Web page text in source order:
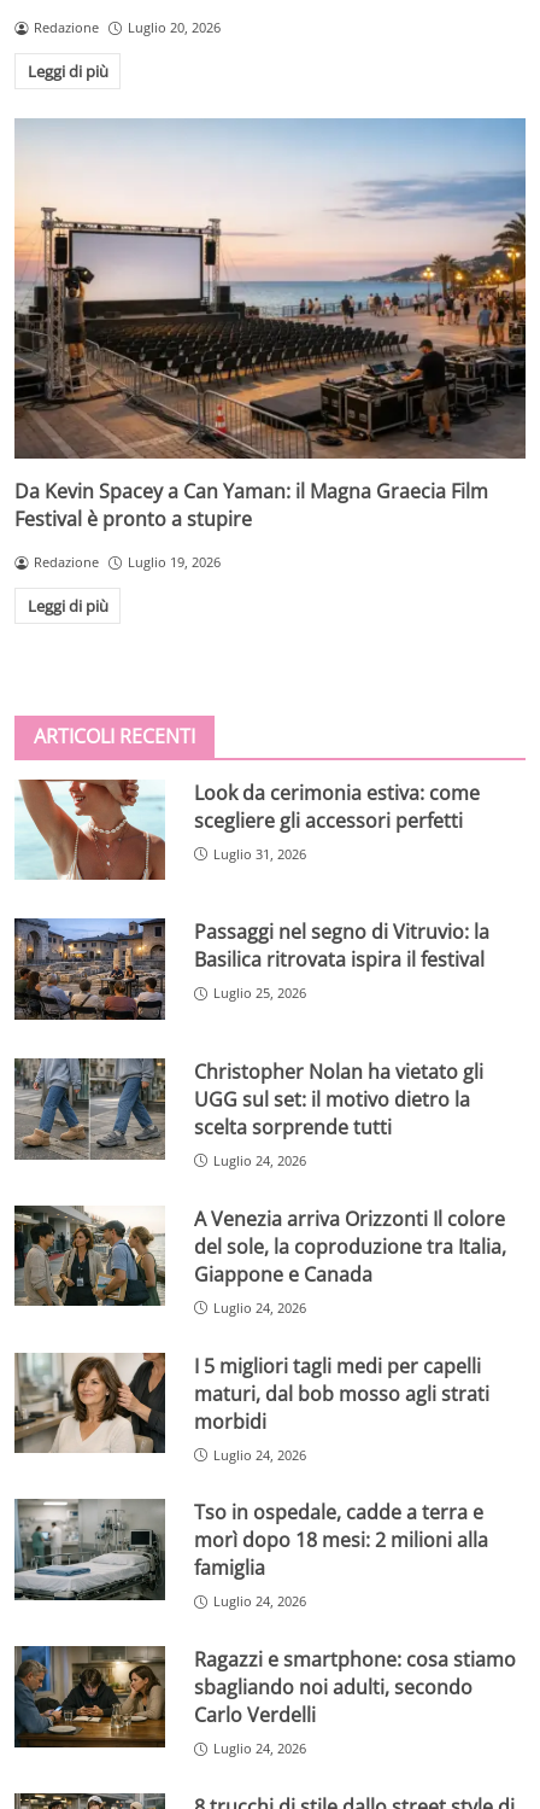
Redazione Luglio 20, 2026
Leggi di più
Da Kevin Spacey a Can Yaman: il Magna Graecia Film
Festival è pronto a stupire
Redazione Luglio 19, 2026
Leggi di più
ARTICOLI RECENTI
Look da cerimonia estiva: come
scegliere gli accessori perfetti
Luglio 31, 2026
Passaggi nel segno di Vitruvio: la
Basilica ritrovata ispira il festival
Luglio 25, 2026
Christopher Nolan ha vietato gli
UGG sul set: il motivo dietro la
scelta sorprende tutti
Luglio 24, 2026
A Venezia arriva Orizzonti Il colore
del sole, la coproduzione tra Italia,
Giappone e Canada
Luglio 24, 2026
I 5 migliori tagli medi per capelli
maturi, dal bob mosso agli strati
morbidi
Luglio 24, 2026
Tso in ospedale, cadde a terra e
morì dopo 18 mesi: 2 milioni alla
famiglia
Luglio 24, 2026
Ragazzi e smartphone: cosa stiamo
sbagliando noi adulti, secondo
Carlo Verdelli
Luglio 24, 2026